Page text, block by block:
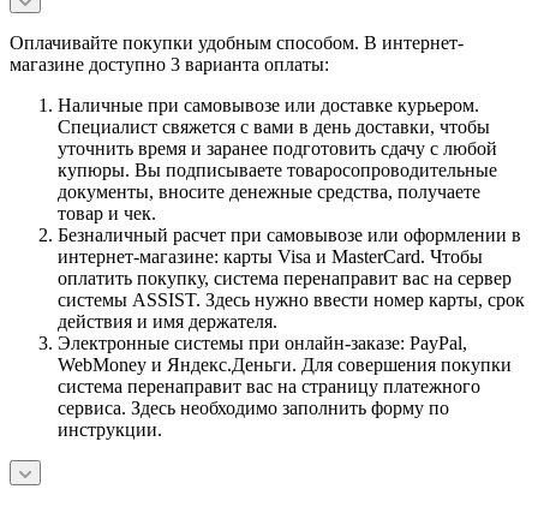
Оплачивайте покупки удобным способом. В интернет-
магазине доступно 3 варианта оплаты:
Наличные при самовывозе или доставке курьером.
Специалист свяжется с вами в день доставки, чтобы
уточнить время и заранее подготовить сдачу с любой
купюры. Вы подписываете товаросопроводительные
документы, вносите денежные средства, получаете
товар и чек.
Безналичный расчет при самовывозе или оформлении в
интернет-магазине: карты Visa и MasterCard. Чтобы
оплатить покупку, система перенаправит вас на сервер
системы ASSIST. Здесь нужно ввести номер карты, срок
действия и имя держателя.
Электронные системы при онлайн-заказе: PayPal,
WebMoney и Яндекс.Деньги. Для совершения покупки
система перенаправит вас на страницу платежного
сервиса. Здесь необходимо заполнить форму по
инструкции.